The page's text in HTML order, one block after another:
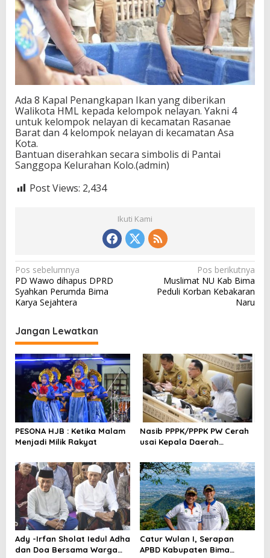
Ada 8 Kapal Penangkapan Ikan yang diberikan
Walikota HML kepada kelompok nelayan. Yakni 4
untuk kelompok nelayan di kecamatan Rasanae
Barat dan 4 kelompok nelayan di kecamatan Asa
Kota.
Bantuan diserahkan secara simbolis di Pantai
Sanggopa Kelurahan Kolo.(admin)
Post Views: 2,434
Ikuti Kami
N
a
v
g
a
s
o
s
Pos sebelumnya
PD Wawo dihapus DPRD
Syahkan Perumda Bima
Karya Sejahtera
Pos berikutnya
Muslimat NU Kab Bima
Peduli Korban Kebakaran
Naru
Jangan Lewatkan
PESONA HJB : Ketika Malam
Menjadi Milik Rakyat
Nasib PPPK/PPPK PW Cerah
usai Kepala Daerah
RB dan DPR RI
Ady -Irfan Sholat Iedul Adha
dan Doa Bersama Warga
Catur Wulan I, Serapan
APBD Kabupaten Bima